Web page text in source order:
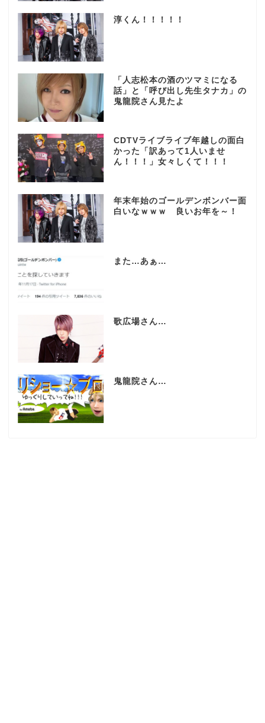
淳くん！！！！！
「人志松本の酒のツマミになる
話」と「呼び出し先生タナカ」の
鬼龍院さん見たよ
CDTVライブライブ年越しの面白
かった「訳あって1人いませ
ん！！！」女々しくて！！！
年末年始のゴールデンボンバー面
白いなｗｗｗ 良いお年を～！
また…あぁ…
歌広場さん…
鬼龍院さん…